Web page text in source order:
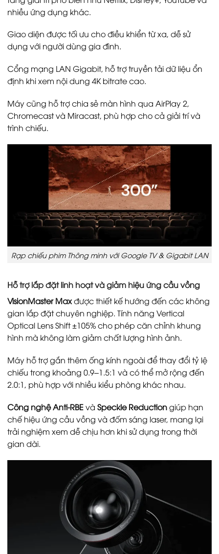
nhiều ứng dụng khác.
Giao diện được tối ưu cho điều khiển từ xa, dễ sử
dụng với người dùng gia đình.
Cổng mạng LAN Gigabit, hỗ trợ truyền tải dữ liệu ổn
định khi xem nội dung 4K bitrate cao.
Máy cũng hỗ trợ chia sẻ màn hình qua AirPlay 2,
Chromecast và Miracast, phù hợp cho cả giải trí và
trình chiếu.
Rạp chiếu phim Thông minh với Google TV & Gigabit LAN
Hỗ trợ lắp đặt linh hoạt và giảm hiệu ứng cầu vồng
VisionMaster Maxđược thiết kế hướng đến các không
gian lắp đặt chuyên nghiệp. Tính năng Vertical
Optical Lens Shift ±105% cho phép căn chỉnh khung
hình mà không làm giảm chất lượng hình ảnh.
Máy hỗ trợ gắn thêm ống kính ngoài để thay đổi tỷ lệ
chiếu trong khoảng 0.9–1.5:1 và có thể mở rộng đến
2.0:1, phù hợp với nhiều kiểu phòng khác nhau.
Công nghệ Anti‑RBEvà Speckle Reductiongiúp hạn
chế hiệu ứng cầu vồng và đốm sáng laser, mang lại
trải nghiệm xem dễ chịu hơn khi sử dụng trong thời
gian dài.